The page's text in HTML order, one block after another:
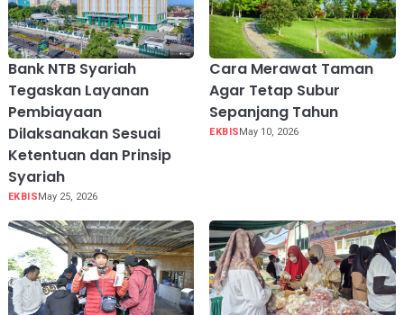
Bank NTB Syariah
Tegaskan Layanan
Pembiayaan
Dilaksanakan Sesuai
Ketentuan dan Prinsip
Syariah
EKBISMay 25, 2026
Cara Merawat Taman
Agar Tetap Subur
Sepanjang Tahun
EKBISMay 10, 2026